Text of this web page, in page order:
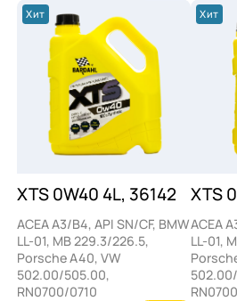
Хит
XTS 0W40 4L, 36142
ACEA A3/B4, API SN/CF, BMW
LL-01, MB 229.3/226.5,
Porsche A40, VW
502.00/505.00,
RN0700/0710
Хит
XTS
ACEA
LL-01,